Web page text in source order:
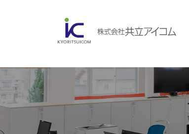
会社案内
Web制作・ホームページ制作
WEB
ホームページ制作・運営